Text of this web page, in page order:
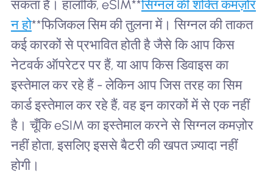
सकता है। हालाँकि, eSIM**सिग्नल की शक्ति कमज़ोर
न हो**फिजिकल सिम की तुलना में। सिग्नल की ताकत
कई कारकों से प्रभावित होती है जैसे कि आप किस
नेटवर्क ऑपरेटर पर हैं, या आप किस डिवाइस का
इस्तेमाल कर रहे हैं - लेकिन आप जिस तरह का सिम
कार्ड इस्तेमाल कर रहे हैं, वह इन कारकों में से एक नहीं
है। चूँकि eSIM का इस्तेमाल करने से सिग्नल कमज़ोर
नहीं होता, इसलिए इससे बैटरी की खपत ज़्यादा नहीं
होगी।